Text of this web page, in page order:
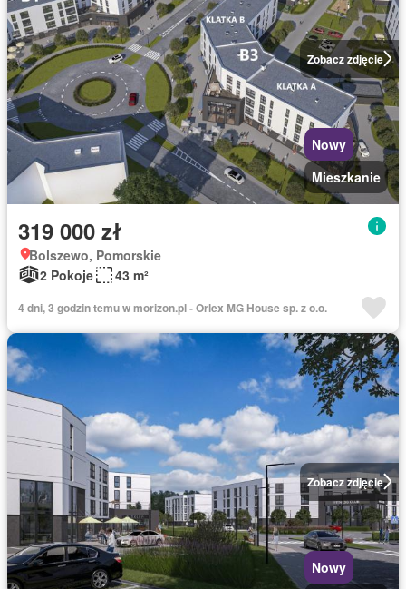
Zobacz zdjęcie
Nowy
Mieszkanie
319 000 zł
Bolszewo, Pomorskie
2 Pokoje
43 m²
4 dni, 3 godzin temu w morizon.pl - Orlex MG House sp. z o.o.
Zobacz zdjęcie
Nowy